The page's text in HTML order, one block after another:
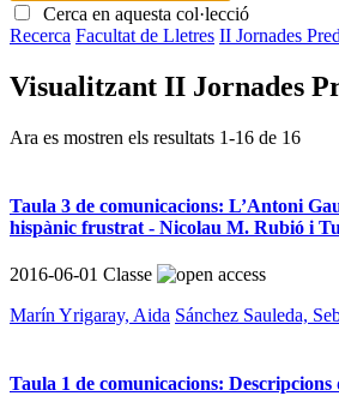
Cerca en aquesta col·lecció
Recerca Facultat de Lletres II Jornades
Visualitzant II Jornades
Ara es mostren els resultats 1-16 de 16
Taula 3 de comunicacions: L’Antoni
hispànic frustrat - Nicolau M. Rubió i
2016-06-01 Classe
Marín Yrigaray, Aida Sánchez Sauleda,
Taula 1 de comunicacions: